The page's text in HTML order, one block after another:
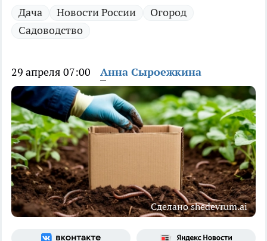
Дача Новости России
Огород
Садоводство
29 апреля 07:00 Анна Сыроежкина
Сделано shedevrum.ai